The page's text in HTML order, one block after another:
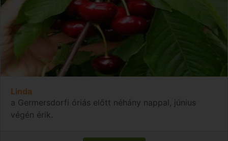
Linda
a Germersdorfi óriás előtt néhány nappal, június
végén érik.